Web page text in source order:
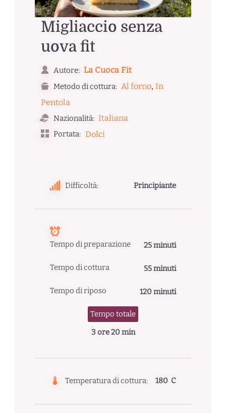
Migliaccio senza
uova fit
Autore: La Cuoca Fit
Metodo di cottura: Al forno, In
Pentola
Nazionalità: Italiana
Portata: Dolci
Difficoltà: Principiante
Tempo di preparazione 25 minuti
Tempo di cottura 55 minuti
Tempo di riposo 120 minuti
Tempo totale
3 ore 20 min
Temperatura di cottura: 180 C